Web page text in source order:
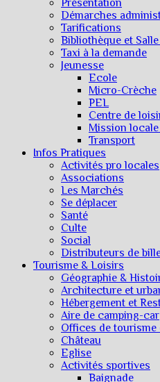
Présentation
Démarches
Tarifications
Bibliothèque et
Taxi à la demande
Jeunesse
Ecole
Micro-Crèche
PEL
Centre de
Mission
Transport
Infos Pratiques
Activités pro locales
Associations
Les Marchés
Se déplacer
Santé
Culte
Social
Distributeurs de
Tourisme & Loisirs
Géographie &
Architecture et
Hébergement et
Aire de camping-car
Offices de tourisme
Château
Eglise
Activités sportives
Baignade